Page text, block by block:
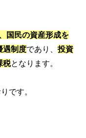
国民の資産形成を
遇制度であり、投資
税となります。
です。